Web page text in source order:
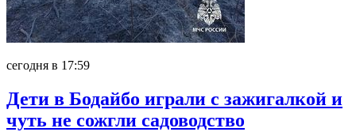
сегодня в 17:59
Дети в Бодайбо играли с зажигалкой и
чуть не сожгли садоводство